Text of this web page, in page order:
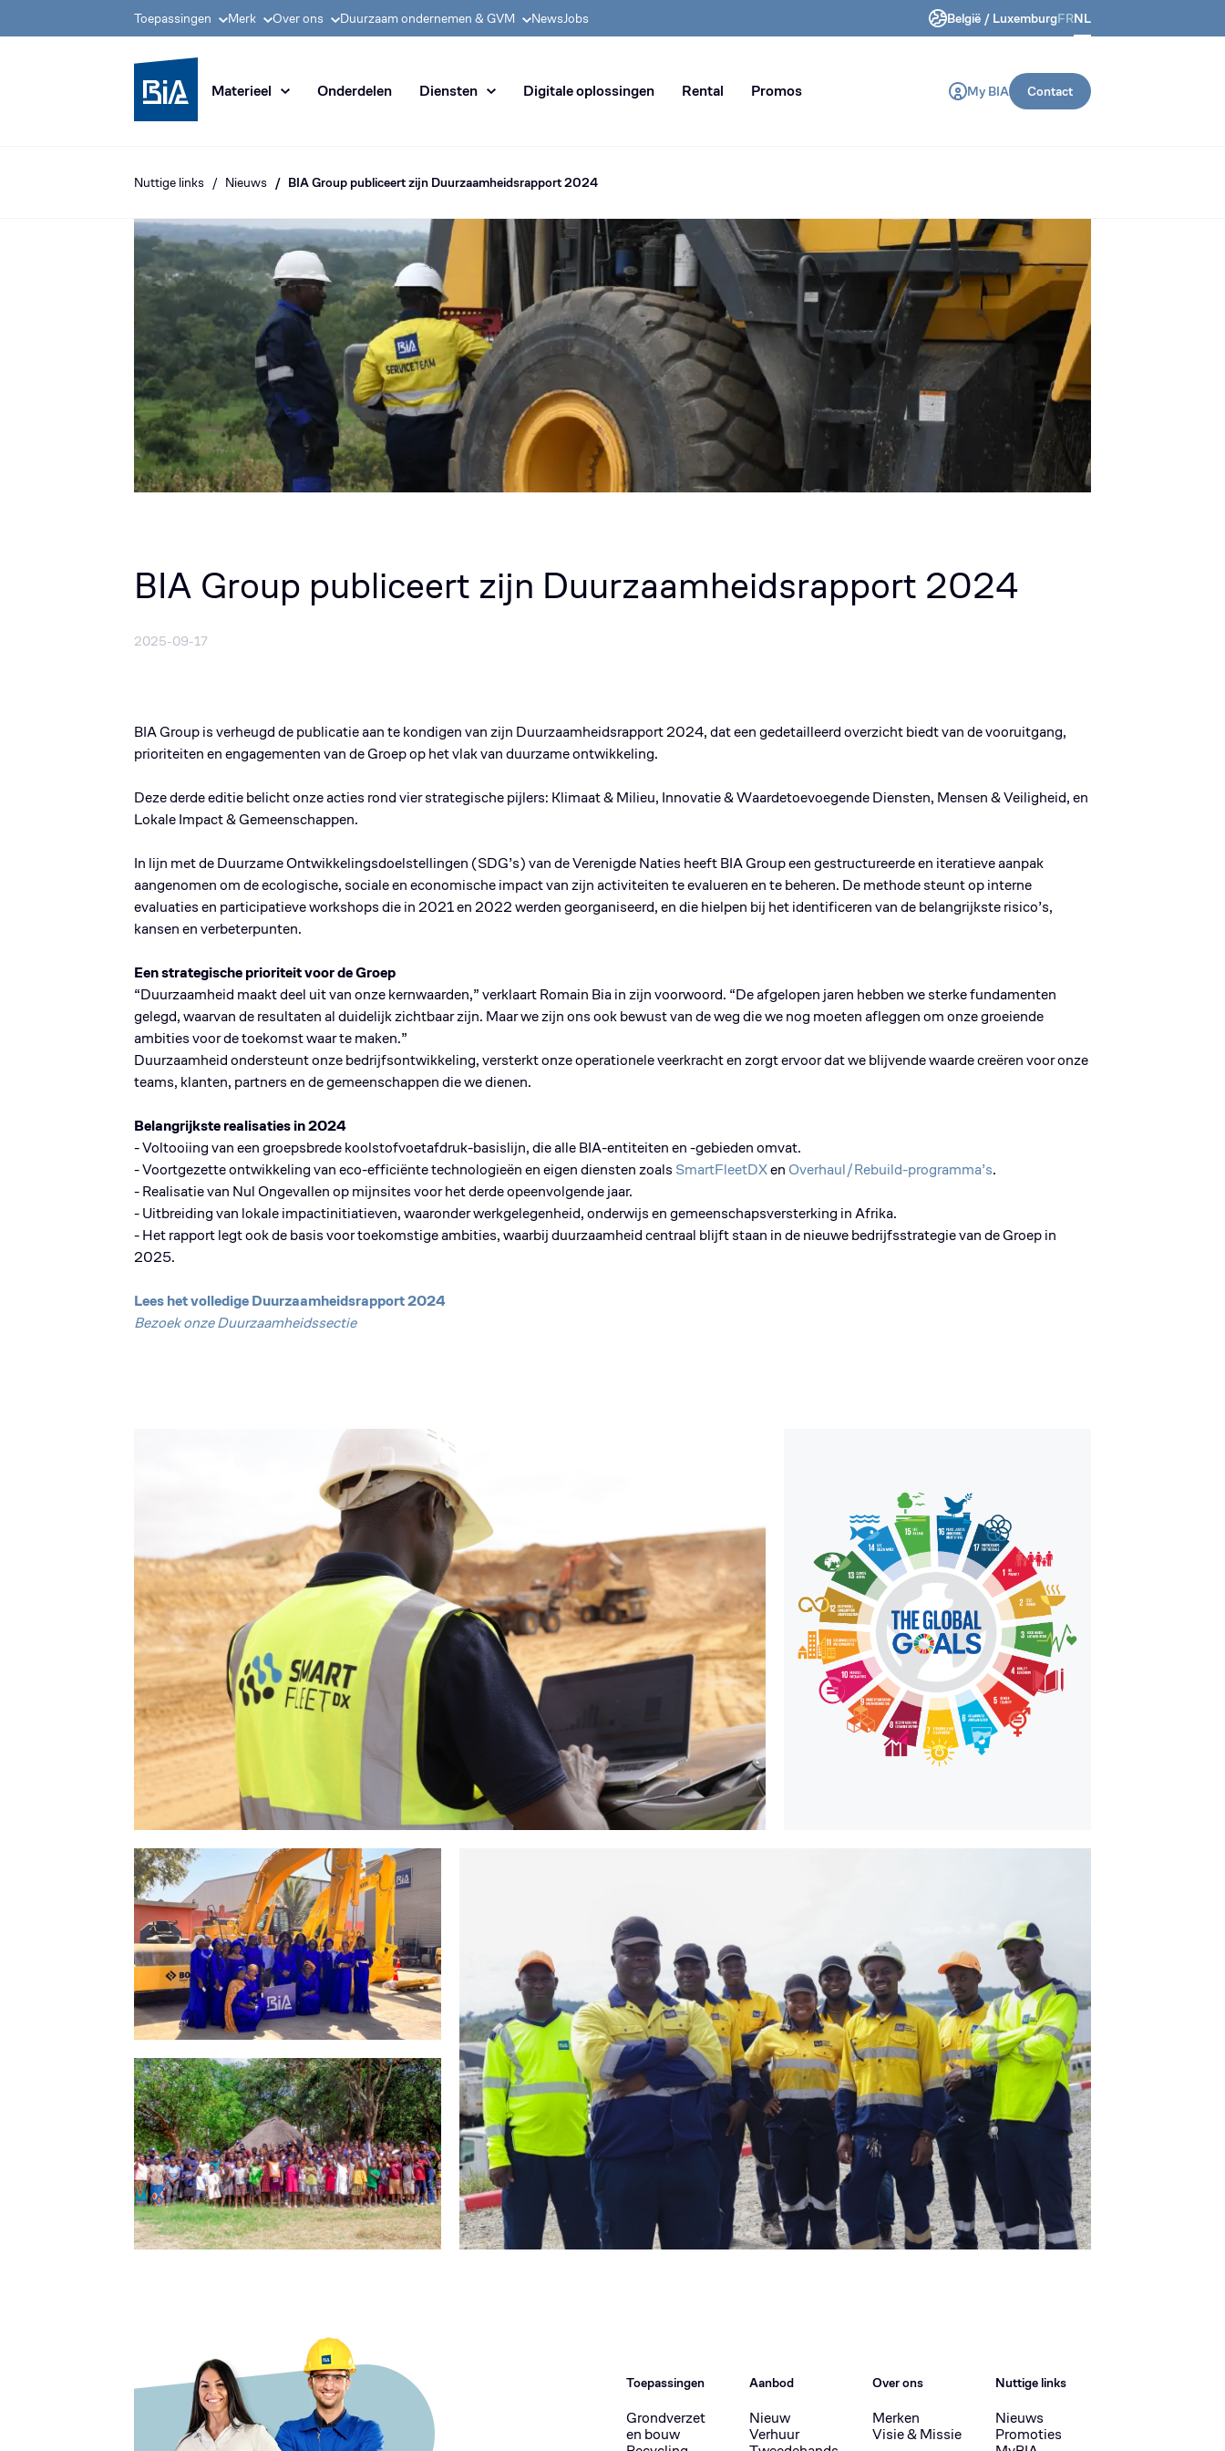
Toepassingen Merk Over ons Duurzaam ondernemen & GVM NewsJobs België / LuxemburgFRNL
BIA Group, pionier in de distributie van machines voor infrastructuur en
Materieel Onderdelen Diensten Digitale oplossingen Rental Promos My BIA Contact
Nuttige links Nieuws BIA Group publiceert zijn Duurzaamheidsrapport 2024
BIA Group publiceert zijn Duurzaamheidsrapport 2024
2025-09-17
BIA Group is verheugd de publicatie aan te kondigen van zijn Duurzaamheidsrapport 2024, dat een gedetailleerd overzicht biedt van de vooruitgang,
prioriteiten en engagementen van de Groep op het vlak van duurzame ontwikkeling.
Deze derde editie belicht onze acties rond vier strategische pijlers: Klimaat & Milieu, Innovatie & Waardetoevoegende Diensten, Mensen & Veiligheid, en
Lokale Impact & Gemeenschappen.
In lijn met de Duurzame Ontwikkelingsdoelstellingen (SDG’s) van de Verenigde Naties heeft BIA Group een gestructureerde en iteratieve aanpak
aangenomen om de ecologische, sociale en economische impact van zijn activiteiten te evalueren en te beheren. De methode steunt op interne
evaluaties en participatieve workshops die in 2021 en 2022 werden georganiseerd, en die hielpen bij het identificeren van de belangrijkste risico’s,
kansen en verbeterpunten.
Een strategische prioriteit voor de Groep
“Duurzaamheid maakt deel uit van onze kernwaarden,” verklaart Romain Bia in zijn voorwoord. “De afgelopen jaren hebben we sterke fundamenten
gelegd, waarvan de resultaten al duidelijk zichtbaar zijn. Maar we zijn ons ook bewust van de weg die we nog moeten afleggen om onze groeiende
ambities voor de toekomst waar te maken.”
Duurzaamheid ondersteunt onze bedrijfsontwikkeling, versterkt onze operationele veerkracht en zorgt ervoor dat we blijvende waarde creëren voor onze
teams, klanten, partners en de gemeenschappen die we dienen.
Belangrijkste realisaties in 2024
- Voltooiing van een groepsbrede koolstofvoetafdruk-basislijn, die alle BIA-entiteiten en -gebieden omvat.
- Voortgezette ontwikkeling van eco-efficiënte technologieën en eigen diensten zoals SmartFleetDXen Overhaul/Rebuild-programma’s.
- Realisatie van Nul Ongevallen op mijnsites voor het derde opeenvolgende jaar.
- Uitbreiding van lokale impactinitiatieven, waaronder werkgelegenheid, onderwijs en gemeenschapsversterking in Afrika.
- Het rapport legt ook de basis voor toekomstige ambities, waarbij duurzaamheid centraal blijft staan in de nieuwe bedrijfsstrategie van de Groep in
2025.
Lees het volledige Duurzaamheidsrapport 2024
Bezoek onze Duurzaamheidssectie
Toepassingen
Grondverzet
en bouw
Aanbod
Nieuw
Verhuur
Over ons
Merken
Visie & Missie
Nuttige links
Nieuws
Promoties